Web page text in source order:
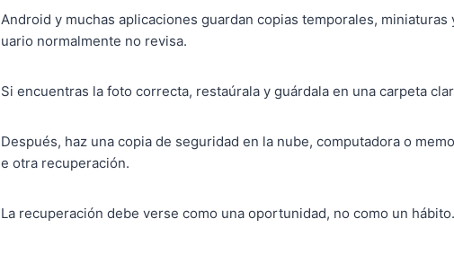
Android y muchas aplicaciones guardan copias temporales,
uario normalmente no revisa.
Si encuentras la foto correcta, restaúrala y guárdala en una carpeta
Después, haz una copia de seguridad en la nube, computadora o
e otra recuperación.
La recuperación debe verse como una oportunidad, no como un hábito.